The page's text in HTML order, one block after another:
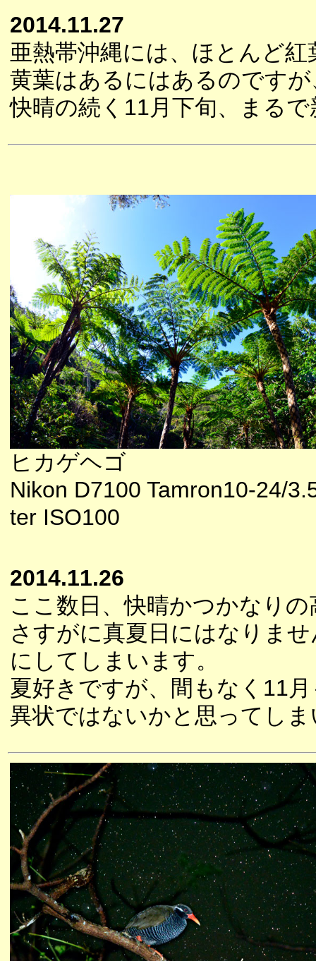
2014.11.27
亜熱帯沖縄には、ほとんど
黄葉はあるにはあるのです
快晴の続く11月下旬、まる
ヒカゲヘゴ
Nikon D7100 Tamron10-24/
ter ISO100
2014.11.26
ここ数日、快晴かつかなり
さすがに真夏日にはなりま
にしてしまいます。
夏好きですが、間もなく11
異状ではないかと思ってし